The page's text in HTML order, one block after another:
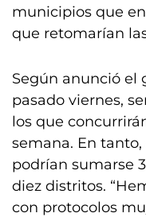
municipios que
que retomarían
Según anunció el
pasado viernes,
los que
semana. En
podrían sumarse
diez distritos.
con protocolos